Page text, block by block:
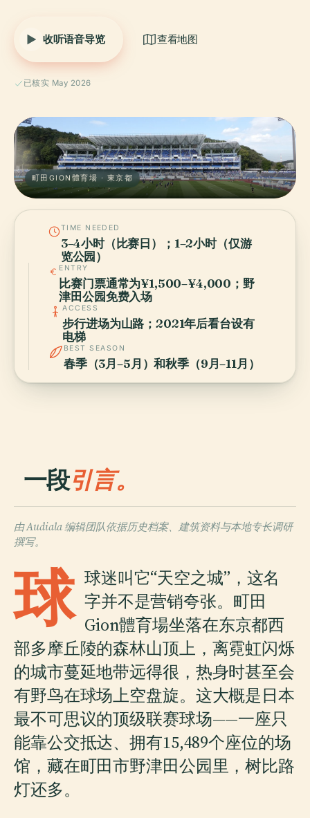
收听语音导览 查看地图
已核实 May 2026
町田GION體育場 · 東京都
TIME NEEDED
3–4小时（比赛日）；1–2小时（仅游
览公园）
ENTRY
比赛门票通常为¥1,500–¥4,000；野
津田公园免费入场
ACCESS
步行进场为山路；2021年后看台设有
电梯
BEST SEASON
春季（3月–5月）和秋季（9月–11月）
一段引言。
由 Audiala 编辑团队依据历史档案、建筑资料与本地专长调研
撰写。
球 球迷叫它“天空之城”，这名
字并不是营销夸张。町田
Gion體育場坐落在东京都西
部多摩丘陵的森林山顶上，离霓虹闪烁
的城市蔓延地带远得很，热身时甚至会
有野鸟在球场上空盘旋。这大概是日本
最不可思议的顶级联赛球场——一座只
能靠公交抵达、拥有15,489个座位的场
馆，藏在町田市野津田公园里，树比路
灯还多。